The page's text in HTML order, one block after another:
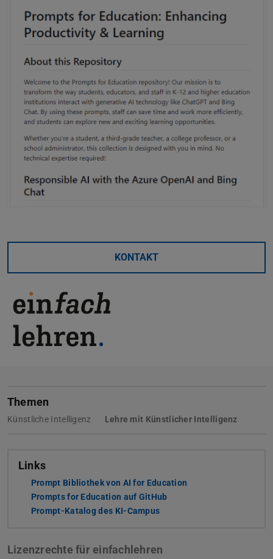
KONTAKT
Themen
Künstliche Intelligenz Lehre mit Künstlicher Intelligenz
Links
Prompt Bibliothek von AI for Education
Prompts for Education auf GitHub
Prompt-Katalog des KI-Campus
Lizenzrechte für einfachlehren